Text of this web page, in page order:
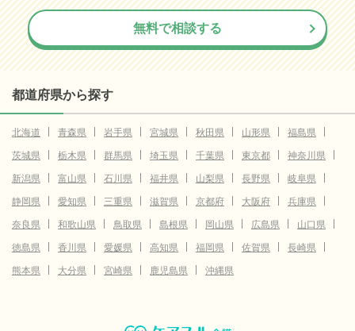
無料で相談する
都道府県から探す
北海道 青森県 岩手県 宮城県 秋田県 山形県
福島県
茨城県
栃木県 群馬県 埼玉県 千葉県 東京都
神奈川県
新潟県
富山県 石川県 福井県 山梨県 長野県
岐阜県
静岡県
愛知県 三重県 滋賀県 京都府 大阪府
兵庫県
奈良県
和歌山県 鳥取県 島根県 岡山県 広島県
山口県
徳島県
香川県 愛媛県 高知県 福岡県 佐賀県
長崎県
熊本県
大分県 宮崎県 鹿児島県 沖縄県